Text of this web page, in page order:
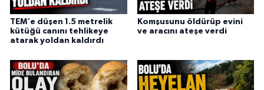
TEM'e düşen 1.5 metrelik
kütüğü canını tehlikeye
atarak yoldan kaldırdı
Komşusunu öldürüp evini
ve aracını ateşe verdi